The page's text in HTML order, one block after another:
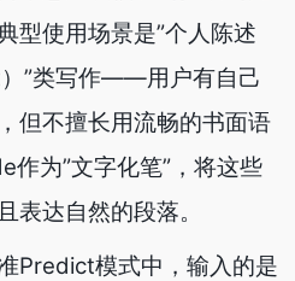
型使用场景是”个人陈述
”类写作——用户有自己
但不擅长用流畅的书面语
为”文字化笔”，将这些
表达自然的段落。
Predict模式中，输入的是